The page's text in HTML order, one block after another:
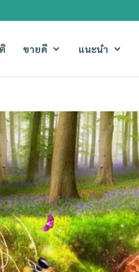
ขายดี แนะนำ